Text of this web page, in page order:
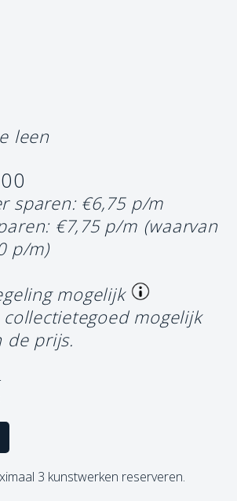
leen
sparen: €6,75 p/m
€7,75 p/m (waarvan
p/m)
mogelijk
mogelijk
de prijs.
3 kunstwerken reserveren.